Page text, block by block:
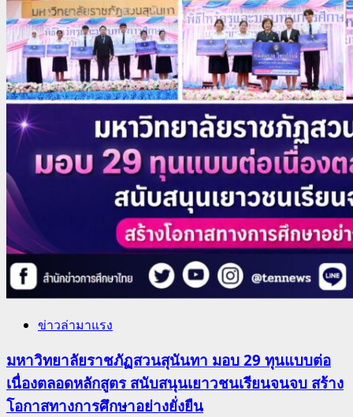
ข่าวล่ามาแรง
มหาวิทยาลัยราชภัฏสวนสุนันทา มอบ 29 ทุนแบบต่อ
เนื่องตลอดหลักสูตร สนับสนุนเยาวชนเรียนจนจบ สร้าง
โอกาสทางการศึกษาอย่างยั่งยืน